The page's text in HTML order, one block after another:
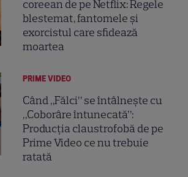
coreean de pe Netflix: Regele
blestemat, fantomele și
exorcistul care sfidează
moartea
PRIME VIDEO
Când „Fălci” se întâlnește cu
„Coborâre întunecată”:
Producția claustrofobă de pe
Prime Video ce nu trebuie
ratată